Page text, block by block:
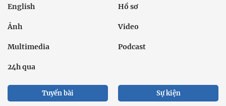
English Hồ sơ
Ảnh Video
Multimedia Podcast
24h qua
Tuyến bài Sự kiện